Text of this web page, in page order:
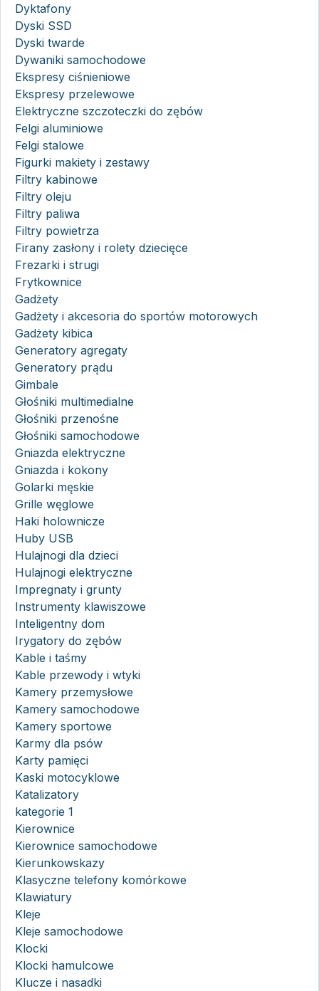
Dyktafony
Dyski SSD
Dyski twarde
Dywaniki samochodowe
Ekspresy ciśnieniowe
Ekspresy przelewowe
Elektryczne szczoteczki do zębów
Felgi aluminiowe
Felgi stalowe
Figurki makiety i zestawy
Filtry kabinowe
Filtry oleju
Filtry paliwa
Filtry powietrza
Firany zasłony i rolety dziecięce
Frezarki i strugi
Frytkownice
Gadżety
Gadżety i akcesoria do sportów motorowych
Gadżety kibica
Generatory agregaty
Generatory prądu
Gimbale
Głośniki multimedialne
Głośniki przenośne
Głośniki samochodowe
Gniazda elektryczne
Gniazda i kokony
Golarki męskie
Grille węglowe
Haki holownicze
Huby USB
Hulajnogi dla dzieci
Hulajnogi elektryczne
Impregnaty i grunty
Instrumenty klawiszowe
Inteligentny dom
Irygatory do zębów
Kable i taśmy
Kable przewody i wtyki
Kamery przemysłowe
Kamery samochodowe
Kamery sportowe
Karmy dla psów
Karty pamięci
Kaski motocyklowe
Katalizatory
kategorie 1
Kierownice
Kierownice samochodowe
Kierunkowskazy
Klasyczne telefony komórkowe
Klawiatury
Kleje
Kleje samochodowe
Klocki
Klocki hamulcowe
Klucze i nasadki